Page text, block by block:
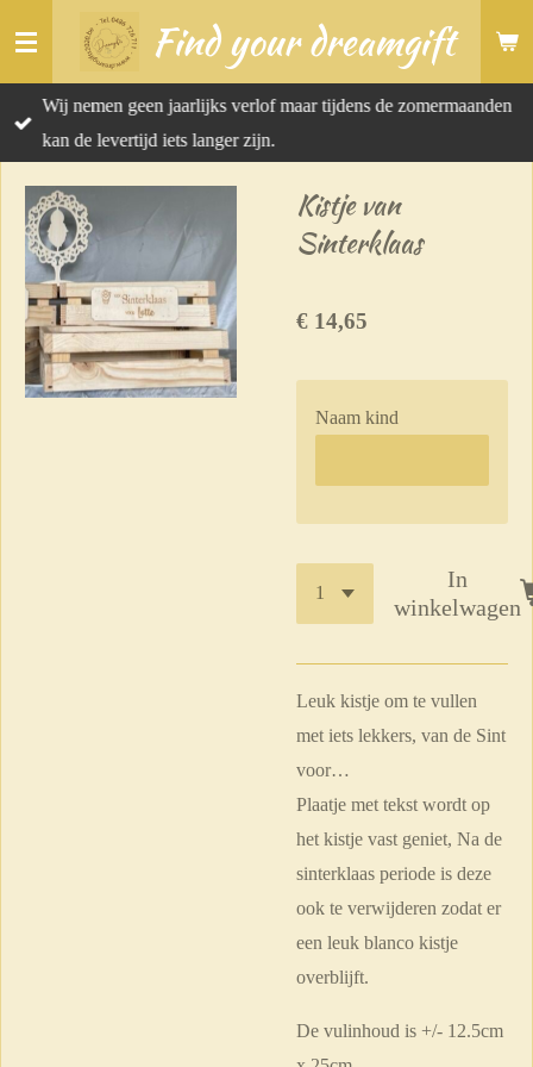
Ga
naar
de
hoofdinhoud
Find your dreamgift
Wij nemen geen jaarlijks verlof maar tijdens de zomermaanden
kan de levertijd iets langer zijn.
Kistje van
Sinterklaas
€ 14,65
Naam kind
In
winkelwagen
Leuk kistje om te vullen
met iets lekkers, van de Sint
voor…
Plaatje met tekst wordt op
het kistje vast geniet, Na de
sinterklaas periode is deze
ook te verwijderen zodat er
een leuk blanco kistje
overblijft.
De vulinhoud is +/- 12.5cm